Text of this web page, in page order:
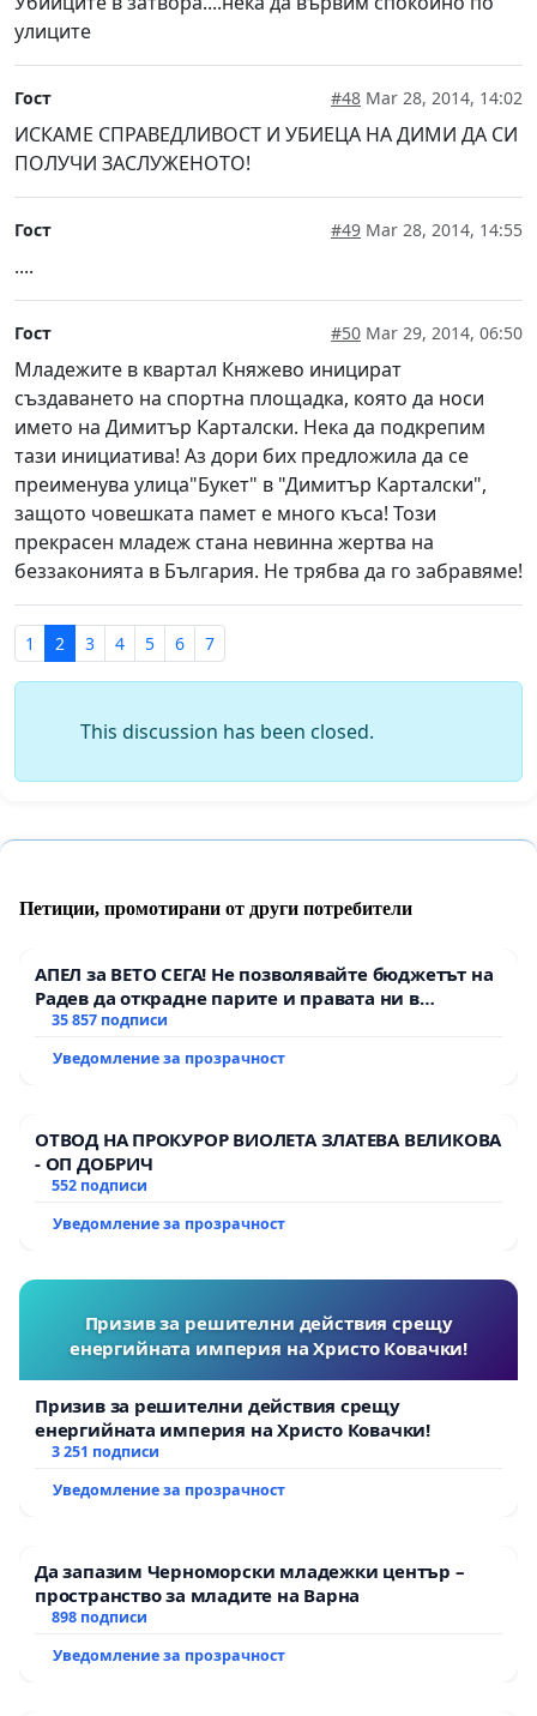
улиците
Гост #48 Mar 28, 2014, 14:02
ИСКАМЕ СПРАВЕДЛИВОСТ И УБИЕЦА НА ДИМИ ДА СИ
ПОЛУЧИ ЗАСЛУЖЕНОТО!
Гост #49 Mar 28, 2014, 14:55
....
Гост #50 Mar 29, 2014, 06:50
Младежите в квартал Княжево иницират
създаването на спортна площадка, която да носи
името на Димитър Карталски. Нека да подкрепим
тази инициатива! Аз дори бих предложила да се
преименува улица"Букет" в "Димитър Карталски",
защото човешката памет е много къса! Този
прекрасен младеж стана невинна жертва на
беззаконията в България. Не трябва да го забравяме!
1 2 3 4 5 6 7
This discussion has been closed.
Петиции, промотирани от други потребители
АПЕЛ за ВЕТО СЕГА! Не позволявайте бюджетът на
Радев да открадне парите и правата ни в
тъмното
35 857 подписи
Уведомление за прозрачност
ОТВОД НА ПРОКУРОР ВИОЛЕТА ЗЛАТЕВА ВЕЛИКОВА
- ОП ДОБРИЧ
552 подписи
Уведомление за прозрачност
Призив за решителни действия срещу
енергийната империя на Христо Ковачки!
Призив за решителни действия срещу
енергийната империя на Христо Ковачки!
3 251 подписи
Уведомление за прозрачност
Да запазим Черноморски младежки център –
пространство за младите на Варна
898 подписи
Уведомление за прозрачност